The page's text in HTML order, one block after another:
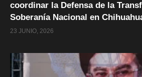
coordinar la Defensa de la
Soberanía Nacional en
23 JUNIO, 2026